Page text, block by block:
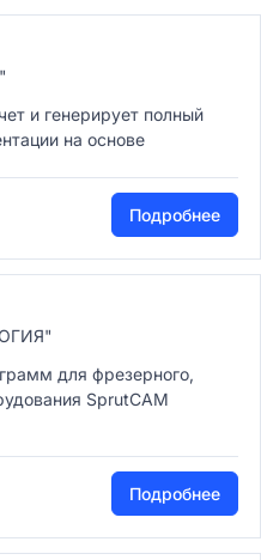
и генерирует полный
на основе
Подробнее
для фрезерного,
SprutCAM
Подробнее